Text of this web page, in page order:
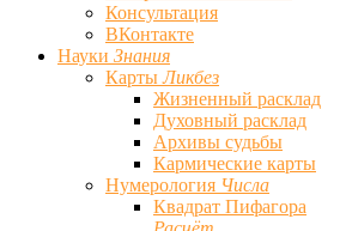
Консультация
ВКонтакте
Науки Знания
КартыЛикбез
Жизненный расклад
Духовный расклад
Архивы судьбы
Кармические карты
Нумерология Числа
Квадрат Пифагора